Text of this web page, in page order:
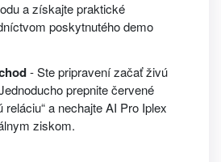
a získajte praktické
poskytnutého demo
- Ste pripravení začať živú
prepnite červené
reláciu“ a nechajte AI Pro Iplex
ziskom.